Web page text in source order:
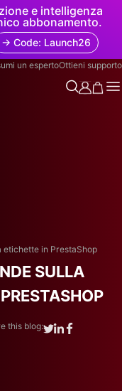
e intelligenza
abbonamento.
→ Code: Launch26
un espertoOttieni supporto
etichette in PrestaShop
SULLA
this blog: